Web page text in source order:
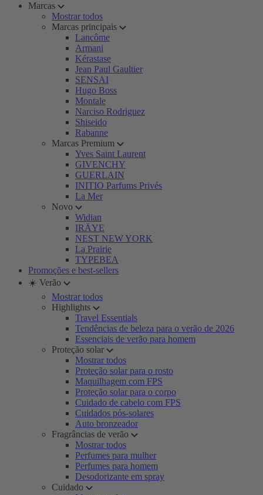
Marcas
Mostrar todos
Marcas principais
Lancôme
Armani
Kérastase
Jean Paul Gaultier
SENSAI
Hugo Boss
Montale
Narciso Rodriguez
Shiseido
Rabanne
Marcas Premium
Yves Saint Laurent
GIVENCHY
GUERLAIN
INITIO Parfums Privés
La Mer
Novo
Widian
IRÄYE
NEST NEW YORK
La Prairie
TYPEBEA
Promoções e best-sellers
☀️ Verão
Mostrar todos
Highlights
Travel Essentials
Tendências de beleza para o verão de 2026
Essenciais de verão para homem
Proteção solar
Mostrar todos
Proteção solar para o rosto
Maquilhagem com FPS
Proteção solar para o corpo
Cuidado de cabelo com FPS
Cuidados pós-solares
Auto bronzeador
Fragrâncias de verão
Mostrar todos
Perfumes para mulher
Perfumes para homem
Desodorizante em spray
Cuidado